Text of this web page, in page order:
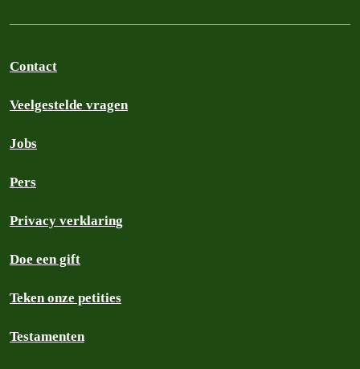
Contact
Veelgestelde vragen
Jobs
Pers
Privacy verklaring
Doe een gift
Teken onze petities
Testamenten